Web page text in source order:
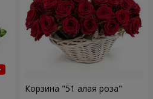
Корзина "51 алая роза"